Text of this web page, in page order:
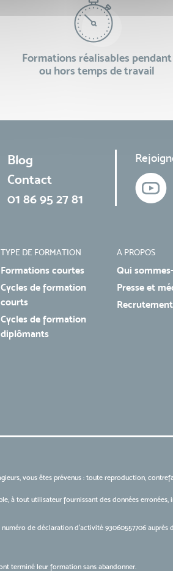
Formations réalisables pendant
ou hors temps de travail
Blog
Contact
01 86 95 27 81
TYPE DE FORMATION
Formations courtes
Cycles de formation
courts
Cycles de formation
diplômants
A PROPOS
Qui
Presse et
Recrutement
vous êtes prévenus : toute reproduction,
à tout utilisateur fournissant des données
de déclaration d’activité 93060557706 auprès
terminé leur formation sans abandonner.